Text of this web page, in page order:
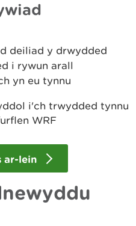
deiliad y drwydded
i rywun arall
yn eu tynnu
i'ch trwydded tynnu
WRF
ar-lein